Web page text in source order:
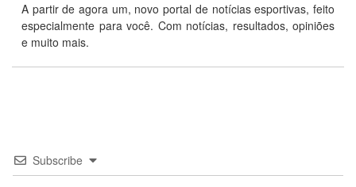
A partir de agora um, novo portal de notícias esportivas, feito
especialmente para você. Com notícias, resultados, opiniões
e muito mais.
Subscribe